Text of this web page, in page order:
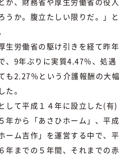
うか。腹立たしい限りだ。」と
生労働省の駆け引きを経て昨年
、9年ぶりに実質4.47％、処遇
も2.27％という介護報酬の大幅
。
して平成１４年に設立した(有)
年から「あさひホーム」、平成
ーム吉作」を運営する中で、平
年までの５年間、それまでの赤